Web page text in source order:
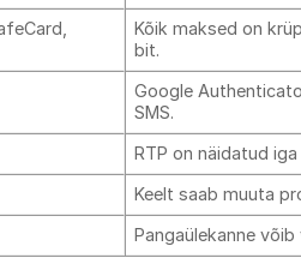
Kõik maksed on
bit.
Google
SMS.
RTP on näidatud
Keelt saab muuta
Pangaülekanne